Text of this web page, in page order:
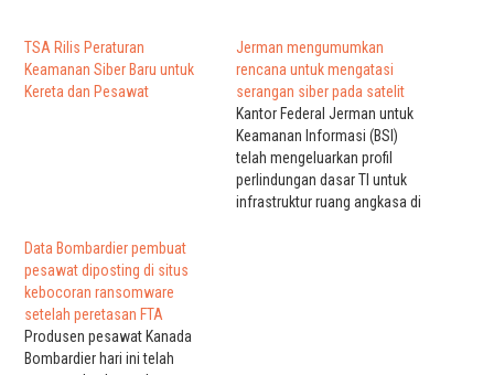
TSA Rilis Peraturan
Keamanan Siber Baru untuk
Kereta dan Pesawat
Jerman mengumumkan
rencana untuk mengatasi
serangan siber pada satelit
Kantor Federal Jerman untuk
Keamanan Informasi (BSI)
telah mengeluarkan profil
perlindungan dasar TI untuk
infrastruktur ruang angkasa di
Data Bombardier pembuat
pesawat diposting di situs
kebocoran ransomware
setelah peretasan FTA
Produsen pesawat Kanada
Bombardier hari ini telah